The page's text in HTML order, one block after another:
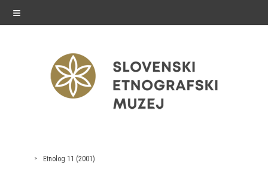
≡
razstaveEtnolog 11 (2001)